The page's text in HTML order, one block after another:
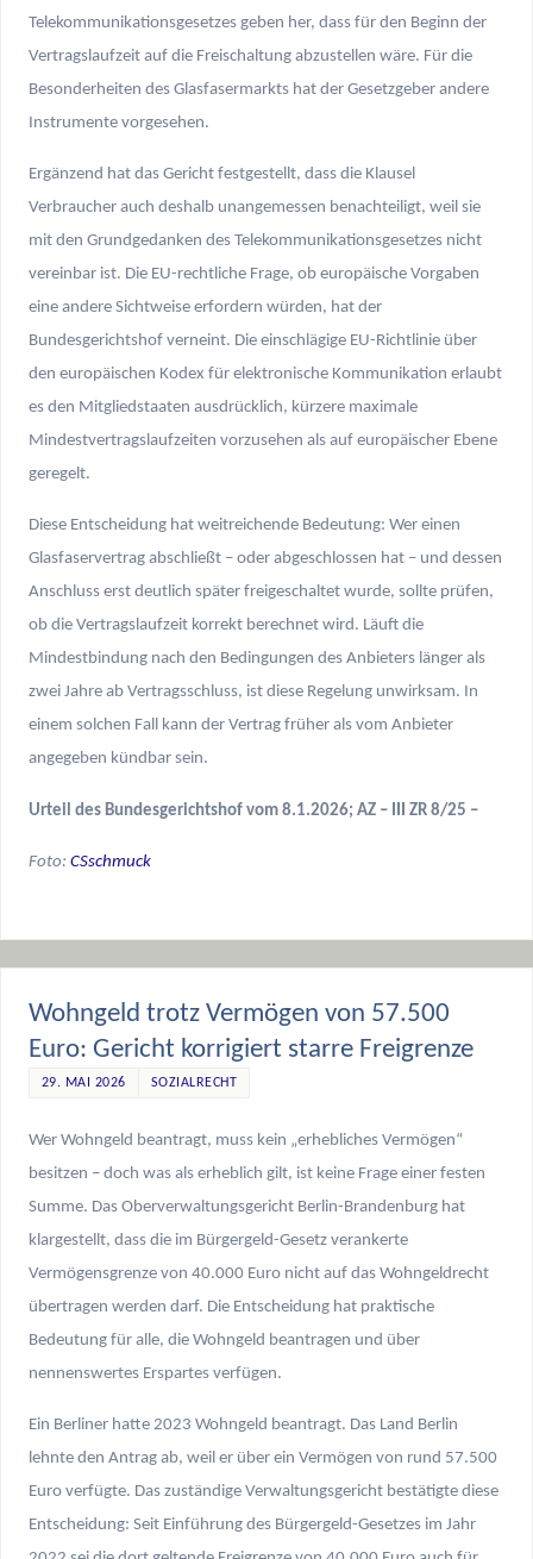
Telekommunikationsgesetzes geben her, dass für den Beginn der
Vertragslaufzeit auf die Freischaltung abzustellen wäre. Für die
Besonderheiten des Glasfasermarkts hat der Gesetzgeber andere
Instrumente vorgesehen.
Ergänzend hat das Gericht festgestellt, dass die Klausel
Verbraucher auch deshalb unangemessen benachteiligt, weil sie
mit den Grundgedanken des Telekommunikationsgesetzes nicht
vereinbar ist. Die EU-rechtliche Frage, ob europäische Vorgaben
eine andere Sichtweise erfordern würden, hat der
Bundesgerichtshof verneint. Die einschlägige EU-Richtlinie über
den europäischen Kodex für elektronische Kommunikation erlaubt
es den Mitgliedstaaten ausdrücklich, kürzere maximale
Mindestvertragslaufzeiten vorzusehen als auf europäischer Ebene
geregelt.
Diese Entscheidung hat weitreichende Bedeutung: Wer einen
Glasfaservertrag abschließt – oder abgeschlossen hat – und dessen
Anschluss erst deutlich später freigeschaltet wurde, sollte prüfen,
ob die Vertragslaufzeit korrekt berechnet wird. Läuft die
Mindestbindung nach den Bedingungen des Anbieters länger als
zwei Jahre ab Vertragsschluss, ist diese Regelung unwirksam. In
einem solchen Fall kann der Vertrag früher als vom Anbieter
angegeben kündbar sein.
Urteil des Bundesgerichtshof vom 8.1.2026; AZ – III ZR 8/25 –
Foto: CSschmuck
Wohngeld trotz Vermögen von 57.500
Euro: Gericht korrigiert starre Freigrenze
29. MAI 2026 SOZIALRECHT
Wer Wohngeld beantragt, muss kein „erhebliches Vermögen“
besitzen – doch was als erheblich gilt, ist keine Frage einer festen
Summe. Das Oberverwaltungsgericht Berlin-Brandenburg hat
klargestellt, dass die im Bürgergeld-Gesetz verankerte
Vermögensgrenze von 40.000 Euro nicht auf das Wohngeldrecht
übertragen werden darf. Die Entscheidung hat praktische
Bedeutung für alle, die Wohngeld beantragen und über
nennenswertes Erspartes verfügen.
Ein Berliner hatte 2023 Wohngeld beantragt. Das Land Berlin
lehnte den Antrag ab, weil er über ein Vermögen von rund 57.500
Euro verfügte. Das zuständige Verwaltungsgericht bestätigte diese
Entscheidung: Seit Einführung des Bürgergeld-Gesetzes im Jahr